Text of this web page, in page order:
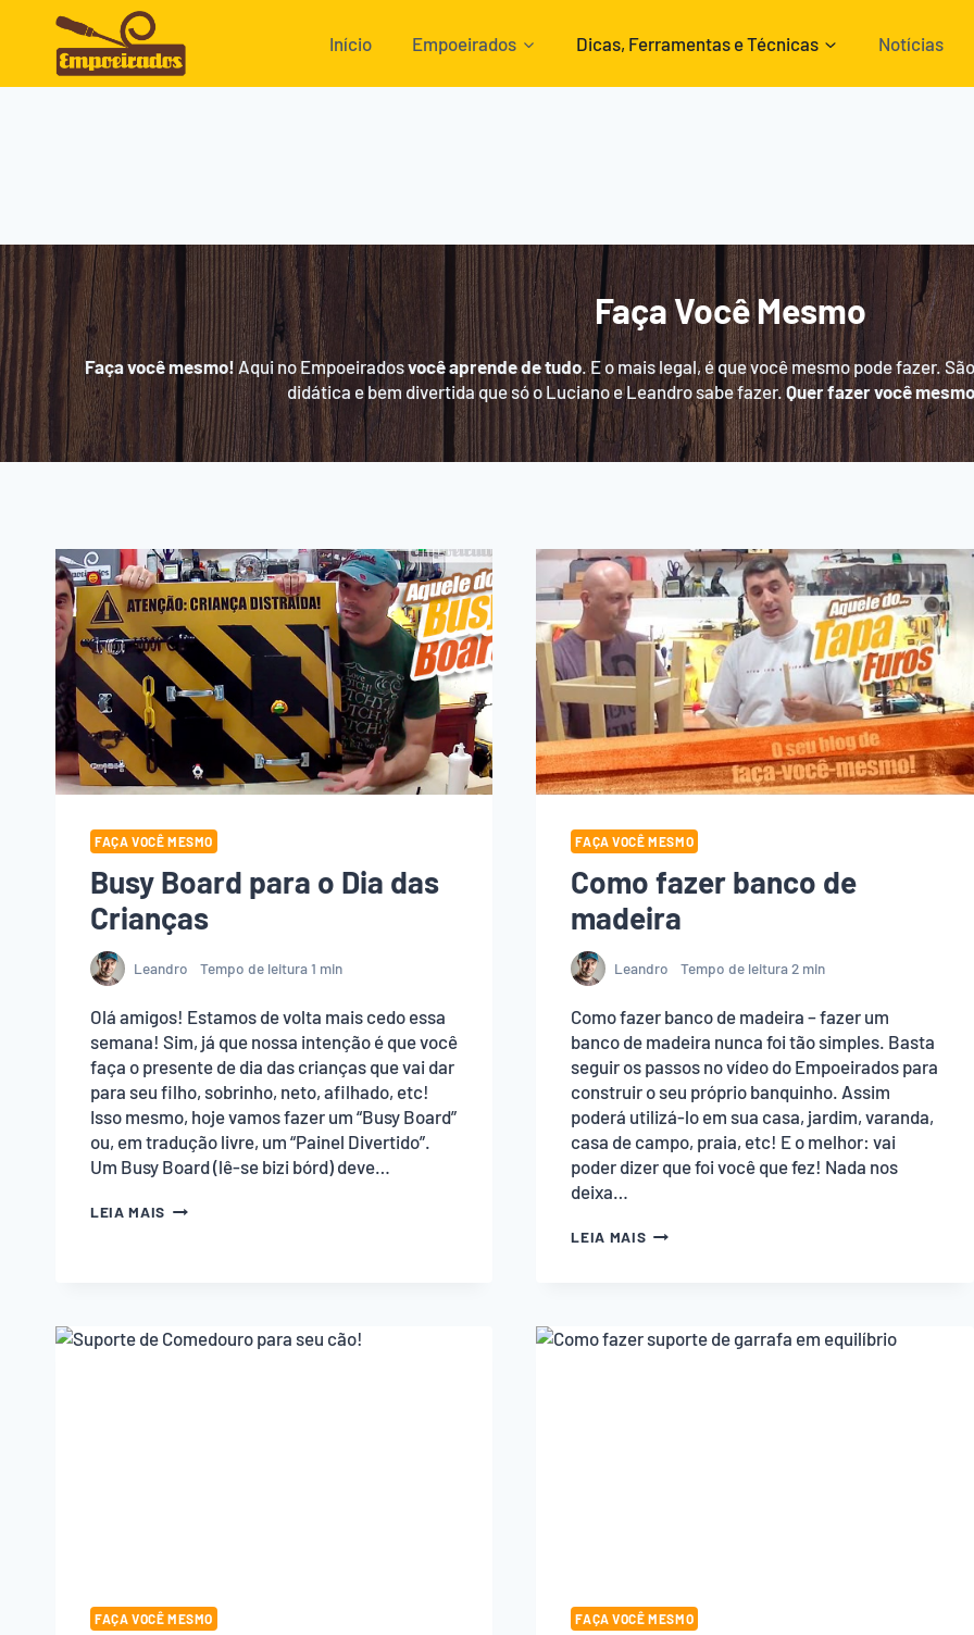
Conteúdo
Início Empoeirados Dicas, Ferramentas e Técnicas Notícias
Faça Você Mesmo
Faça você mesmo!Aqui no Empoeiradosvocê aprende de tudo. E o mais legal, é que você mesmo pode fazer.
didática e bem divertida que só o Luciano e Leandro sabe fazer.Quer fazer você
FAÇA VOCÊ MESMO
Busy Board para o Dia das
Crianças
Leandro Tempo de leitura1 min
Olá amigos! Estamos de volta mais cedo essa
semana! Sim, já que nossa intenção é que você
faça o presente de dia das crianças que vai dar
para seu filho, sobrinho, neto, afilhado, etc!
Isso mesmo, hoje vamos fazer um “Busy Board”
ou, em tradução livre, um “Painel Divertido”.
Um Busy Board (lê-se bizi bórd) deve…
LEIA MAIS BUSY
CRIANÇAS
FAÇA VOCÊ MESMO
Como fazer banco de
madeira
Leandro Tempo de leitura2 min
Como fazer banco de madeira – fazer um
banco de madeira nunca foi tão simples. Basta
seguir os passos no vídeo do Empoeirados para
construir o seu próprio banquinho. Assim
poderá utilizá-lo em sua casa, jardim, varanda,
casa de campo, praia, etc! E o melhor: vai
poder dizer que foi você que fez! Nada nos
deixa…
LEIA MAISCOMO
FAÇA VOCÊ MESMO FAÇA VOCÊ MESMO